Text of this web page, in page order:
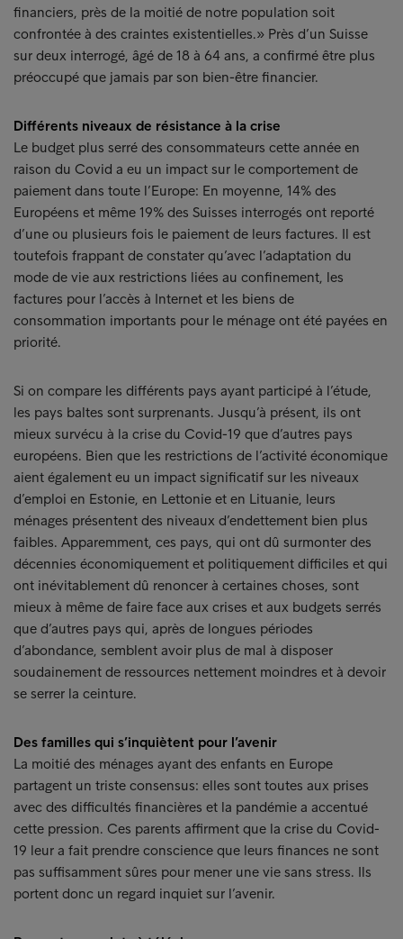
financiers, près de la moitié de notre population soit
confrontée à des craintes existentielles.» Près d’un Suisse
sur deux interrogé, âgé de 18 à 64 ans, a confirmé être plus
préoccupé que jamais par son bien-être financier.
Différents niveaux de résistance à la crise
Le budget plus serré des consommateurs cette année en
raison du Covid a eu un impact sur le comportement de
paiement dans toute l’Europe: En moyenne, 14% des
Européens et même 19% des Suisses interrogés ont reporté
d’une ou plusieurs fois le paiement de leurs factures. Il est
toutefois frappant de constater qu’avec l’adaptation du
mode de vie aux restrictions liées au confinement, les
factures pour l’accès à Internet et les biens de
consommation importants pour le ménage ont été payées en
priorité.
Si on compare les différents pays ayant participé à l’étude,
les pays baltes sont surprenants. Jusqu’à présent, ils ont
mieux survécu à la crise du Covid-19 que d’autres pays
européens. Bien que les restrictions de l’activité économique
aient également eu un impact significatif sur les niveaux
d’emploi en Estonie, en Lettonie et en Lituanie, leurs
ménages présentent des niveaux d’endettement bien plus
faibles. Apparemment, ces pays, qui ont dû surmonter des
décennies économiquement et politiquement difficiles et qui
ont inévitablement dû renoncer à certaines choses, sont
mieux à même de faire face aux crises et aux budgets serrés
que d’autres pays qui, après de longues périodes
d’abondance, semblent avoir plus de mal à disposer
soudainement de ressources nettement moindres et à devoir
se serrer la ceinture.
Des familles qui s’inquiètent pour l’avenir
La moitié des ménages ayant des enfants en Europe
partagent un triste consensus: elles sont toutes aux prises
avec des difficultés financières et la pandémie a accentué
cette pression. Ces parents affirment que la crise du Covid-
19 leur a fait prendre conscience que leurs finances ne sont
pas suffisamment sûres pour mener une vie sans stress. Ils
portent donc un regard inquiet sur l’avenir.